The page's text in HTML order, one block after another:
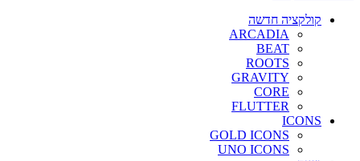
קולקציה חדשה
ARCADIA
BEAT
ROOTS
GRAVITY
CORE
FLUTTER
ICONS
GOLD ICONS
UNO ICONS